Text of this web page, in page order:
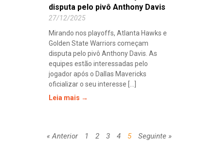
disputa pelo pivô Anthony Davis
27/12/2025
Mirando nos playoffs, Atlanta Hawks e
Golden State Warriors começam
disputa pelo pivô Anthony Davis. As
equipes estão interessadas pelo
jogador após o Dallas Mavericks
oficializar o seu interesse [...]
Leia mais →
« Anterior 1 2 3 4 5 Seguinte »